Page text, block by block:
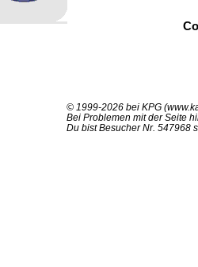
© 1999-2026 bei KPG
Bei Problemen mit der Seite
Du bist Besucher Nr. 547968